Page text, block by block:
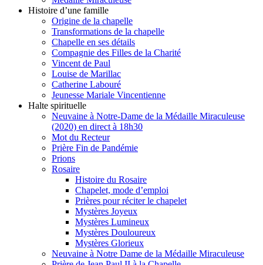
Histoire d’une famille
Origine de la chapelle
Transformations de la chapelle
Chapelle en ses détails
Compagnie des Filles de la Charité
Vincent de Paul
Louise de Marillac
Catherine Labouré
Jeunesse Mariale Vincentienne
Halte spirituelle
Neuvaine à Notre-Dame de la Médaille Miraculeuse
(2020) en direct à 18h30
Mot du Recteur
Prière Fin de Pandémie
Prions
Rosaire
Histoire du Rosaire
Chapelet, mode d’emploi
Prières pour réciter le chapelet
Mystères Joyeux
Mystères Lumineux
Mystères Douloureux
Mystères Glorieux
Neuvaine à Notre Dame de la Médaille Miraculeuse